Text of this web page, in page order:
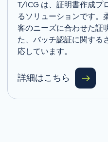
T/ICG は、証明書作成プ
るソリューションです。
客のニーズに合わせた証
た、バッチ認証に関する
応しています。
詳細はこちら